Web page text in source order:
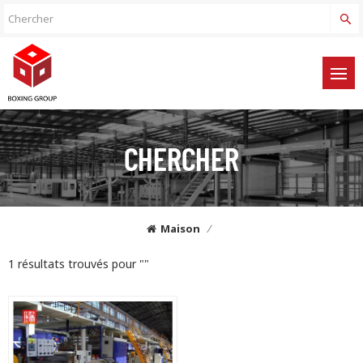
CHERCHER
Maison /
1 résultats trouvés pour ""